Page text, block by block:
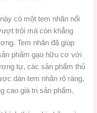
có một tem nhãn nổi
trội mà còn khẳng
Tem nhãn đã giúp
phẩm gạo hữu cơ với
tự, các sản phẩm thủ
dán tem nhãn rõ ràng,
cao giá trị sản phẩm.